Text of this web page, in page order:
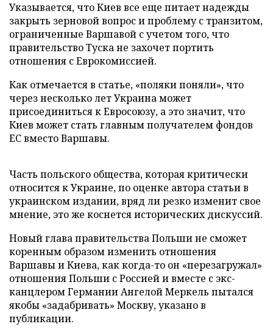
Указывается, что Киев все еще питает надежды
закрыть зерновой вопрос и проблему с транзитом,
ограниченные Варшавой с учетом того, что
правительство Туска не захочет портить
отношения с Еврокомиссией.
Как отмечается в статье, «поляки поняли», что
через несколько лет Украина может
присоединиться к Евросоюзу, а это значит, что
Киев может стать главным получателем фондов
ЕС вместо Варшавы.
Часть польского общества, которая критически
относится к Украине, по оценке автора статьи в
украинском издании, вряд ли резко изменит свое
мнение, это же коснется исторических дискуссий.
Новый глава правительства Польши не сможет
коренным образом изменить отношения
Варшавы и Киева, как когда-то он «перезагружал»
отношения Польши с Россией и вместе с экс-
канцлером Германии Ангелой Меркель пытался
якобы «задабривать» Москву, указано в
публикации.